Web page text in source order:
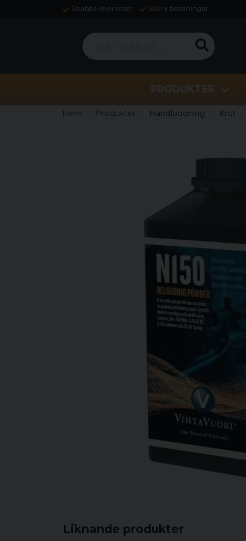
Snabba leveranser Säkra betalningar
Sök i butiken ...
PRODUKTER
Hem Produkter Handladdning Krut
Liknande produkter